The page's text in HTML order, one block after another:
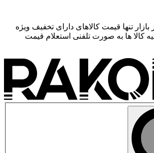
تنها قیمت کالاهای دارای تخفیف ویژه
کالا ها به صورت تلفنی استعلام قیمت